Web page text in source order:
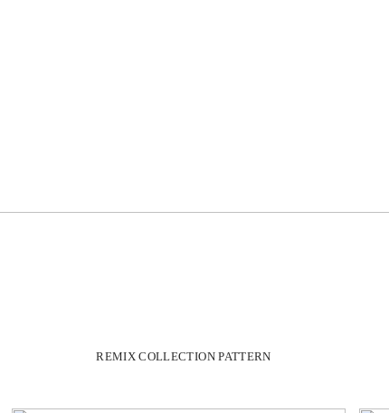
REMIX COLLECTION PATTERN